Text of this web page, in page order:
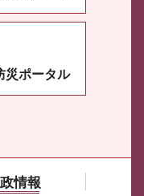
災ポータル
情報